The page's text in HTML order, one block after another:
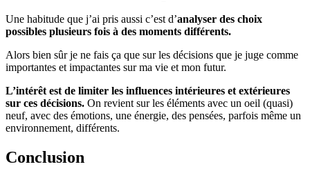
Une habitude que j’ai pris aussi c’est d’analyser des choix
possibles plusieurs fois à des moments différents.
Alors bien sûr je ne fais ça que sur les décisions que je juge comme
importantes et impactantes sur ma vie et mon futur.
L’intérêt est de limiter les influences intérieures et extérieures
sur ces décisions. On revient sur les éléments avec un oeil (quasi)
neuf, avec des émotions, une énergie, des pensées, parfois même un
environnement, différents.
Conclusion